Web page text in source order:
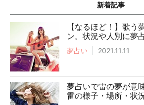
新着記事
【なるほど！】歌う
ン。状況や人別に夢
夢占い 2021.11.11
夢占いで雷の夢が意
雷の様子・場所・状